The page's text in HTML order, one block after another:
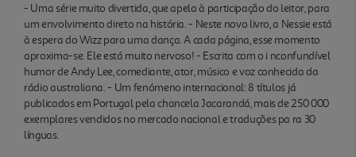
- Uma série muito divertida, que apela à participação do leitor, para
um envolvimento direto na história. - Neste novo livro, a Nessie está
à espera do Wizz para uma dança. A cada página, esse momento
aproxima-se. Ele está muito nervoso! - Escrita com o i nconfundível
humor de Andy Lee, comediante, ator, músico e voz conhecida da
rádio australiana. - Um fenómeno internacional: 8 títulos já
publicados em Portugal pela chancela Jacarandá, mais de 250 000
exemplares vendidos no mercado nacional e traduções pa ra 30
línguas.